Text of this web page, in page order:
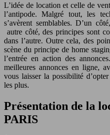
L’idée de location et celle de
l’antipode. Malgré tout, les
s’avèrent semblables. D’un
autre côté, des principes sont
dans l’autre. Outre cela, des
scène du principe de home
l’entrée en action des
meilleures annonces en ligne,
vous laisser la possibilité
les plus.
Présentation de la
PARIS